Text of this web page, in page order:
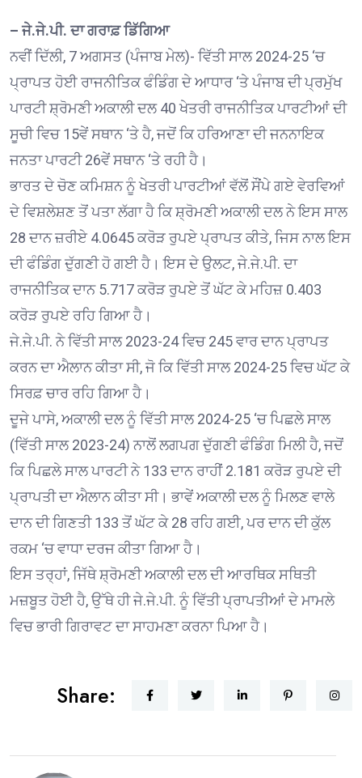
– ਜੇ.ਜੇ.ਪੀ. ਦਾ ਗਰਾਫ਼ ਡਿੱਗਿਆ
ਨਵੀਂ ਦਿੱਲੀ, 7 ਅਗਸਤ (ਪੰਜਾਬ ਮੇਲ)- ਵਿੱਤੀ ਸਾਲ 2024-25 ‘ਚ
ਪ੍ਰਾਪਤ ਹੋਈ ਰਾਜਨੀਤਿਕ ਫੰਡਿੰਗ ਦੇ ਆਧਾਰ ‘ਤੇ ਪੰਜਾਬ ਦੀ ਪ੍ਰਮੁੱਖ
ਪਾਰਟੀ ਸ਼੍ਰੋਮਣੀ ਅਕਾਲੀ ਦਲ 40 ਖੇਤਰੀ ਰਾਜਨੀਤਿਕ ਪਾਰਟੀਆਂ ਦੀ
ਸੂਚੀ ਵਿਚ 15ਵੇਂ ਸਥਾਨ ‘ਤੇ ਹੈ, ਜਦੋਂ ਕਿ ਹਰਿਆਣਾ ਦੀ ਜਨਨਾਇਕ
ਜਨਤਾ ਪਾਰਟੀ 26ਵੇਂ ਸਥਾਨ ‘ਤੇ ਰਹੀ ਹੈ।
ਭਾਰਤ ਦੇ ਚੋਣ ਕਮਿਸ਼ਨ ਨੂੰ ਖੇਤਰੀ ਪਾਰਟੀਆਂ ਵੱਲੋਂ ਸੌਂਪੇ ਗਏ ਵੇਰਵਿਆਂ
ਦੇ ਵਿਸ਼ਲੇਸ਼ਣ ਤੋਂ ਪਤਾ ਲੱਗਾ ਹੈ ਕਿ ਸ਼੍ਰੋਮਣੀ ਅਕਾਲੀ ਦਲ ਨੇ ਇਸ ਸਾਲ
28 ਦਾਨ ਜ਼ਰੀਏ 4.0645 ਕਰੋੜ ਰੁਪਏ ਪ੍ਰਾਪਤ ਕੀਤੇ, ਜਿਸ ਨਾਲ ਇਸ
ਦੀ ਫੰਡਿੰਗ ਦੁੱਗਣੀ ਹੋ ਗਈ ਹੈ। ਇਸ ਦੇ ਉਲਟ, ਜੇ.ਜੇ.ਪੀ. ਦਾ
ਰਾਜਨੀਤਿਕ ਦਾਨ 5.717 ਕਰੋੜ ਰੁਪਏ ਤੋਂ ਘੱਟ ਕੇ ਮਹਿਜ਼ 0.403
ਕਰੋੜ ਰੁਪਏ ਰਹਿ ਗਿਆ ਹੈ।
ਜੇ.ਜੇ.ਪੀ. ਨੇ ਵਿੱਤੀ ਸਾਲ 2023-24 ਵਿਚ 245 ਵਾਰ ਦਾਨ ਪ੍ਰਾਪਤ
ਕਰਨ ਦਾ ਐਲਾਨ ਕੀਤਾ ਸੀ, ਜੋ ਕਿ ਵਿੱਤੀ ਸਾਲ 2024-25 ਵਿਚ ਘੱਟ ਕੇ
ਸਿਰਫ਼ ਚਾਰ ਰਹਿ ਗਿਆ ਹੈ।
ਦੂਜੇ ਪਾਸੇ, ਅਕਾਲੀ ਦਲ ਨੂੰ ਵਿੱਤੀ ਸਾਲ 2024-25 ‘ਚ ਪਿਛਲੇ ਸਾਲ
(ਵਿੱਤੀ ਸਾਲ 2023-24) ਨਾਲੋਂ ਲਗਪਗ ਦੁੱਗਣੀ ਫੰਡਿੰਗ ਮਿਲੀ ਹੈ, ਜਦੋਂ
ਕਿ ਪਿਛਲੇ ਸਾਲ ਪਾਰਟੀ ਨੇ 133 ਦਾਨ ਰਾਹੀਂ 2.181 ਕਰੋੜ ਰੁਪਏ ਦੀ
ਪ੍ਰਾਪਤੀ ਦਾ ਐਲਾਨ ਕੀਤਾ ਸੀ। ਭਾਵੇਂ ਅਕਾਲੀ ਦਲ ਨੂੰ ਮਿਲਣ ਵਾਲੇ
ਦਾਨ ਦੀ ਗਿਣਤੀ 133 ਤੋਂ ਘੱਟ ਕੇ 28 ਰਹਿ ਗਈ, ਪਰ ਦਾਨ ਦੀ ਕੁੱਲ
ਰਕਮ ‘ਚ ਵਾਧਾ ਦਰਜ ਕੀਤਾ ਗਿਆ ਹੈ।
ਇਸ ਤਰ੍ਹਾਂ, ਜਿੱਥੇ ਸ਼੍ਰੋਮਣੀ ਅਕਾਲੀ ਦਲ ਦੀ ਆਰਥਿਕ ਸਥਿਤੀ
ਮਜ਼ਬੂਤ ਹੋਈ ਹੈ, ਉੱਥੇ ਹੀ ਜੇ.ਜੇ.ਪੀ. ਨੂੰ ਵਿੱਤੀ ਪ੍ਰਾਪਤੀਆਂ ਦੇ ਮਾਮਲੇ
ਵਿਚ ਭਾਰੀ ਗਿਰਾਵਟ ਦਾ ਸਾਹਮਣਾ ਕਰਨਾ ਪਿਆ ਹੈ।
Share: